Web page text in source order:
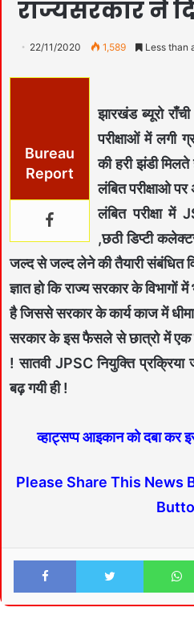
राज्यसरकार ने
22/11/2020 1,589 Less than
Bureau
Report
झारखंड ब्यूरो
परीक्षाओं में लगी
की हरी झंडी
लंबित परीक्षाओ
लंबित परीक्षा
,छठी डिप्टी
जल्द से जल्द लेने की तैयारी संबंधित
ज्ञात हो कि राज्य सरकार के विभागों में
है जिससे सरकार के कार्य काज में
सरकार के इस फैसले से छात्रो में एक
! सातवी JPSC नियुक्ति
बढ़ गयी ही !
व्हाट्सप्प आइकान को दबा
Please Share This News
Facebook Twitter